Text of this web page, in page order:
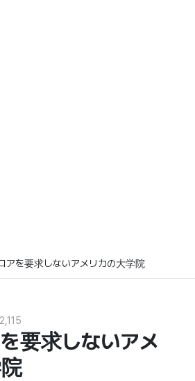
アを要求しないアメリカの大学院
要求しないアメ